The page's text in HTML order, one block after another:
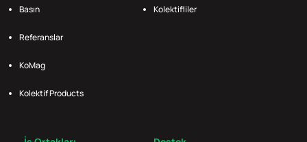
Basın
Referanslar
KoMag
Kolektif Products
Kolektifliler